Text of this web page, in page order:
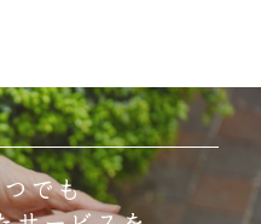
でも